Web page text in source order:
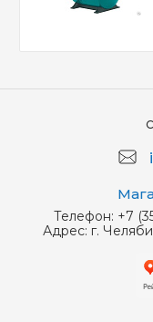
Телефон: +7
Адрес: г.